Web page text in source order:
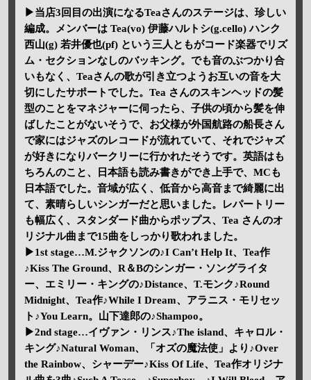
▶当店3回目の出演になるTeaさんのステージは、珍しい
編成。メンバーは Tea(vo) 伊藤ハルトシ(g.cello) ハンク
西山(g) 若井優也(pf) という三人ともがコード楽器でリズ
ム・セクションなしのバッキング。でも音のぶつかり合
いもなく、Teaさんの歌が引き立つようお互いの音を大
切にしたサポートでした。Tea さんのスキンヘッドの髪
型のことをマネジャーに伺ったら、子供の頃から髪を伸
ばしたことがないそうで、お父様が外国航路の船長さん
で家にはジャズのレコードが流れていて、それでジャズ
が好きになりバークリーに行かれたそうです。英語はも
ちろんのこと、日本語も読み書きができ上手で、MCも
日本語でした。音域が広く、低音から高音まで綺麗に出
て、素晴らしいシンガーだと思いました。レパートリー
も幅広く、スタンダード曲からポップス、Tea さんのオ
リジナル曲まで15曲をしっかり歌われました。
▶1st stage…M.ジャクソンの♪I Can’t Help It、Tea作
♪Kiss The Ground、R＆Bのシンガー・ソングライタ
ー、エミリー・キングの♪Distance、T.モンク♪Round
Midnight、Tea作♪While I Dream、アラニス・モリセッ
ト♪You Learn。山下達郎の♪Shampoo。
▶2nd stage…イヴァン・リンス♪The island、キャロル・
キング♪Natural Woman、「オズの魔法使」より♪Over
the Rainbow、シャーデー♪Kiss Of Life、Tea作オリジナ